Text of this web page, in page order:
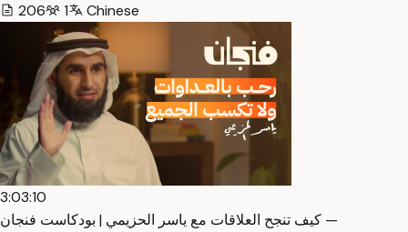
206
1 Chinese
3:03:10
كيف تنجح العلاقات مع ياسر الحزيمي | بودكاست فنجان —